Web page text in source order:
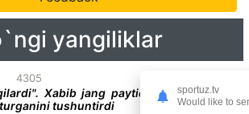
yangiliklar
4305
Xabib jang paytida raqiblari bilan
tushuntirdi
sportuz.tv
Would like to